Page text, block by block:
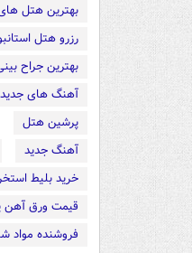
بهترین هتل
رزرو هتل
بهترین جراح
آهنگ های جدید
پرشین هتل
آهنگ جدید
خرید بلیط
قیمت ورق آهن
فروشنده مواد